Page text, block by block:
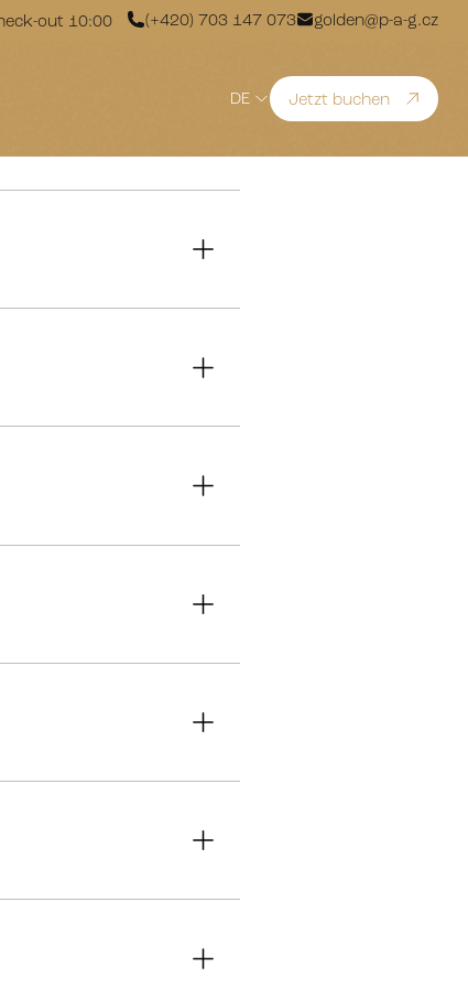
out 10:00 (+420) 703 147 073 golden@p-a-g.cz
DE Jetzt buchen